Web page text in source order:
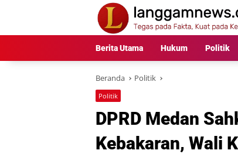
Berita Utama Hukum Politik
Beranda Politik
Politik
DPRD Medan
Kebakaran, Wali